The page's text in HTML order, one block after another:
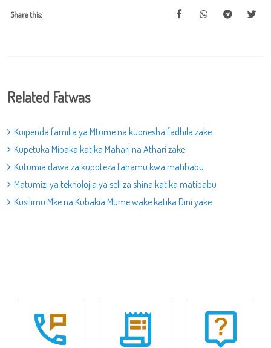
Share this:
Related Fatwas
Kuipenda familia ya Mtume na kuonesha fadhila zake
Kupetuka Mipaka katika Mahari na Athari zake
Kutumia dawa za kupoteza fahamu kwa matibabu
Matumizi ya teknolojia ya seli za shina katika matibabu
Kusilimu Mke na Kubakia Mume wake katika Dini yake